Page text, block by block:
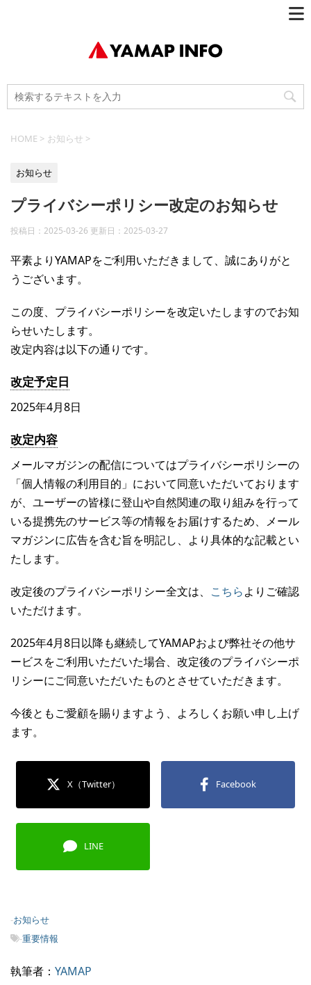
HOME > お知らせ >
お知らせ
プライバシーポリシー改定のお知らせ
投稿日：2025-03-26 更新日： 2025-03-27
平素よりYAMAPをご利用いただきまして、誠にありがと
うございます。
この度、プライバシーポリシーを改定いたしますのでお知
らせいたします。
改定内容は以下の通りです。
改定予定日
2025年4月8日
改定内容
メールマガジンの配信についてはプライバシーポリシーの
「個人情報の利用目的」において同意いただいております
が、ユーザーの皆様に登山や自然関連の取り組みを行って
いる提携先のサービス等の情報をお届けするため、メール
マガジンに広告を含む旨を明記し、より具体的な記載とい
たします。
改定後のプライバシーポリシー全文は、 こちらよりご確認
いただけます。
2025年4月8日以降も継続してYAMAPおよび弊社その他サ
ービスをご利用いただいた場合、改定後のプライバシーポ
リシーにご同意いただいたものとさせていただきます。
今後ともご愛顧を賜りますよう、よろしくお願い申し上げ
ます。
X（Twitter） Facebook
LINE
-お知らせ
-重要情報
執筆者： YAMAP